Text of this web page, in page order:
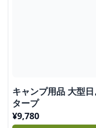
キャンプ用品 大型
タープ
¥9,780